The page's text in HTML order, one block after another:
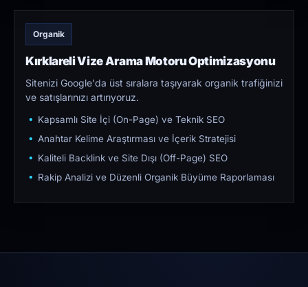
Organik
Kırklareli Vize Arama Motoru Optimizasyonu
Sitenizi Google'da üst sıralara taşıyarak organik trafiğinizi
ve satışlarınızı artırıyoruz.
Kapsamlı Site İçi (On-Page) ve Teknik SEO
Anahtar Kelime Araştırması ve İçerik Stratejisi
Kaliteli Backlink ve Site Dışı (Off-Page) SEO
Rakip Analizi ve Düzenli Organik Büyüme Raporlaması